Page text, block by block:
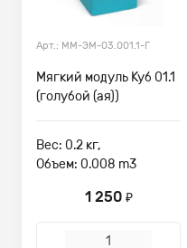
Арт.: ММ-ЭМ-03.001.1-Г
Мягкий модуль Куб 01.1
(голубой (ая))
Вес: 0.2 кг,
Объем: 0.008 m3
1 250 ₽